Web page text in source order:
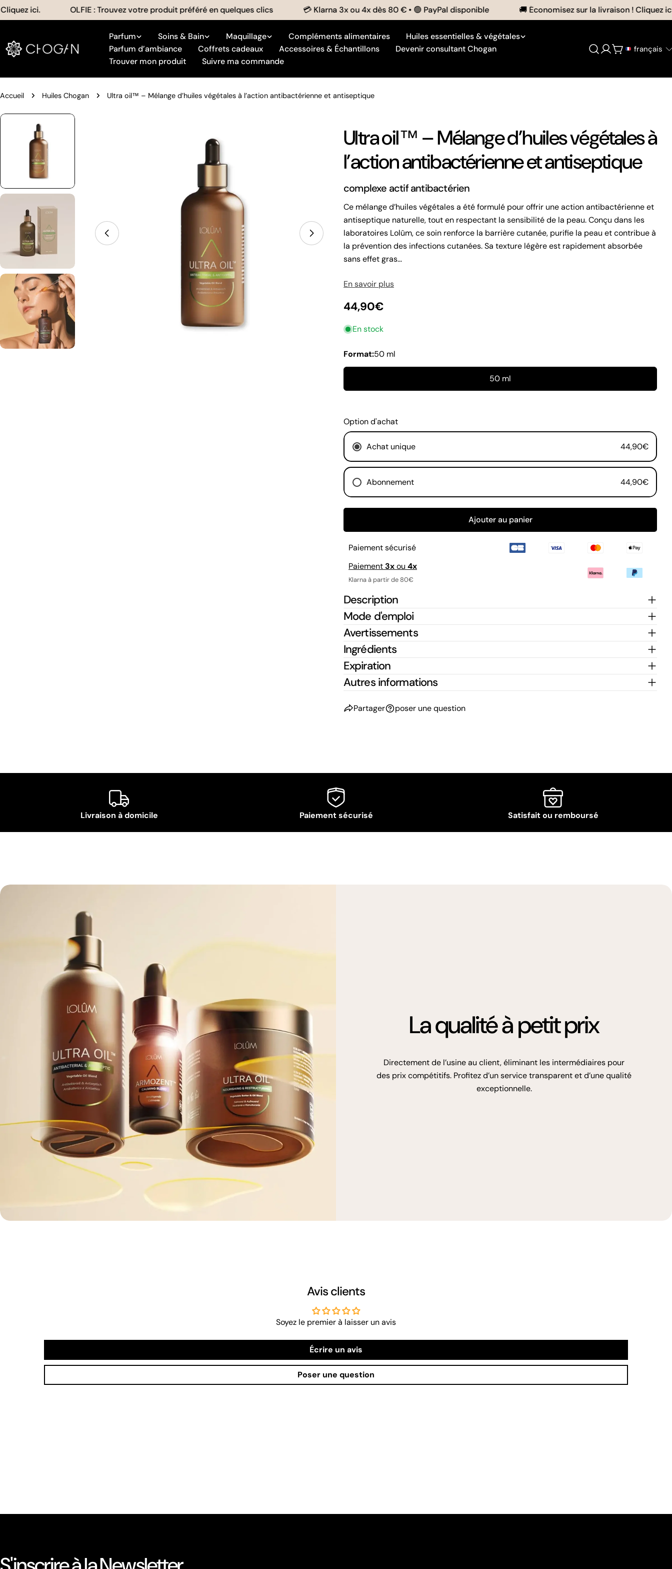
Aller
au
ici. OLFIE : Trouvez votre produit préféré en quelques clics 💳 Klarna 3x ou 4x dès 80 € • 🟢 PayPal disponible 🚚 Économisez sur la livraison ! Cliquez ici.
Parfum Soins & Bain Maquillage Compléments alimentaires
Huiles essentielles & végétales
Parfum d’ambiance
Coffrets cadeaux Accessoires & Échantillons
Devenir consultant Chogan
Trouver mon produit
Suivre ma commande
Se
Chariot
français
Accueil Huiles Chogan Ultra oil™ – Mélange d’huiles végétales à l’action antibactérienne et antiseptique
Ultra oil™ – Mélange d’huiles végétales à
l’action antibactérienne et antiseptique
complexe actif antibactérien
Ce mélange d’huiles végétales a été formulé pour offrir une action antibactérienne et
antiseptique naturelle, tout en respectant la sensibilité de la peau. Conçu dans les
laboratoires Lolûm, ce soin renforce la barrière cutanée, purifie la peau et contribue à
la prévention des infections cutanées. Sa texture légère est rapidement absorbée
sans effet gras...
En savoir plus
Prix
habituel
44,90€
En stock
Format:50 ml
50 ml
Option d'achat
Achat unique 44,90€
Abonnement 44,90€
Tous les mois
Tous les 3 mois
Ajouter au panier
Paiement sécurisé
Paiement3xou 4x
Klarna à partir de 80€
Description
Mode d'emploi
Avertissements
Ingrédients
Expiration
Autres informations
Partager poser une question
Votre
Livraison à domicile Paiement sécurisé Satisfait ou remboursé
La qualité à petit prix
Directement de l’usine au client, éliminant les intermédiaires pour
des prix compétitifs. Profitez d’un service transparent et d’une qualité
exceptionnelle.
Avis clients
Soyez le premier à laisser un avis
Écrire un avis
Poser une question